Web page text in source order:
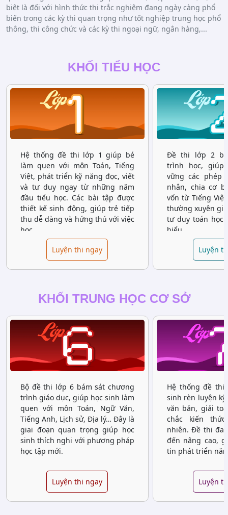
biệt là đối với hình thức thi trắc nghiệm đang ngày càng phổ
biến trong các kỳ thi quan trọng như tốt nghiệp trung học phổ
thông, thi công chức và các kỳ thi ngoại ngữ, ngân hàng,...
KHỐI TIỂU HỌC
Hệ thống đề thi lớp 1 giúp bé
làm quen với môn Toán, Tiếng
Việt, phát triển kỹ năng đọc, viết
và tư duy ngay từ những năm
đầu tiểu học. Các bài tập được
thiết kế sinh động, giúp trẻ tiếp
thu dễ dàng và hứng thú với việc
học.
Luyện thi ngay
Đề thi lớp 2
trình học, giúp
vững các phép
nhân, chia cơ
vốn từ Tiếng
thường xuyên
tư duy toán học
hiểu.
Luyện
KHỐI TRUNG HỌC CƠ SỞ
Bộ đề thi lớp 6 bám sát chương
trình giáo dục, giúp học sinh làm
quen với môn Toán, Ngữ Văn,
Tiếng Anh, Lịch sử, Địa lý… Đây là
giai đoạn quan trọng giúp học
sinh thích nghi với phương pháp
học tập mới.
Luyện thi ngay
Hệ thống đề
sinh rèn luyện
văn bản, giải
chắc kiến
nhiên. Đề thi đa
đến nâng cao,
tin phát triển
Luyện